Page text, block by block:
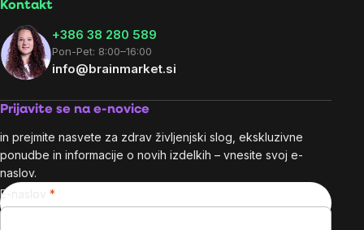
Kontakt
+386 38 280 589
Pon-Pet: 8:00–16:00
info@brainmarket.si
Prijavite se na e-novice
in prejmite nasvete za zdrav življenjski slog, ekskluzivne
ponudbe in informacije o novih izdelkih – vnesite svoj e-
naslov.
E-naslov